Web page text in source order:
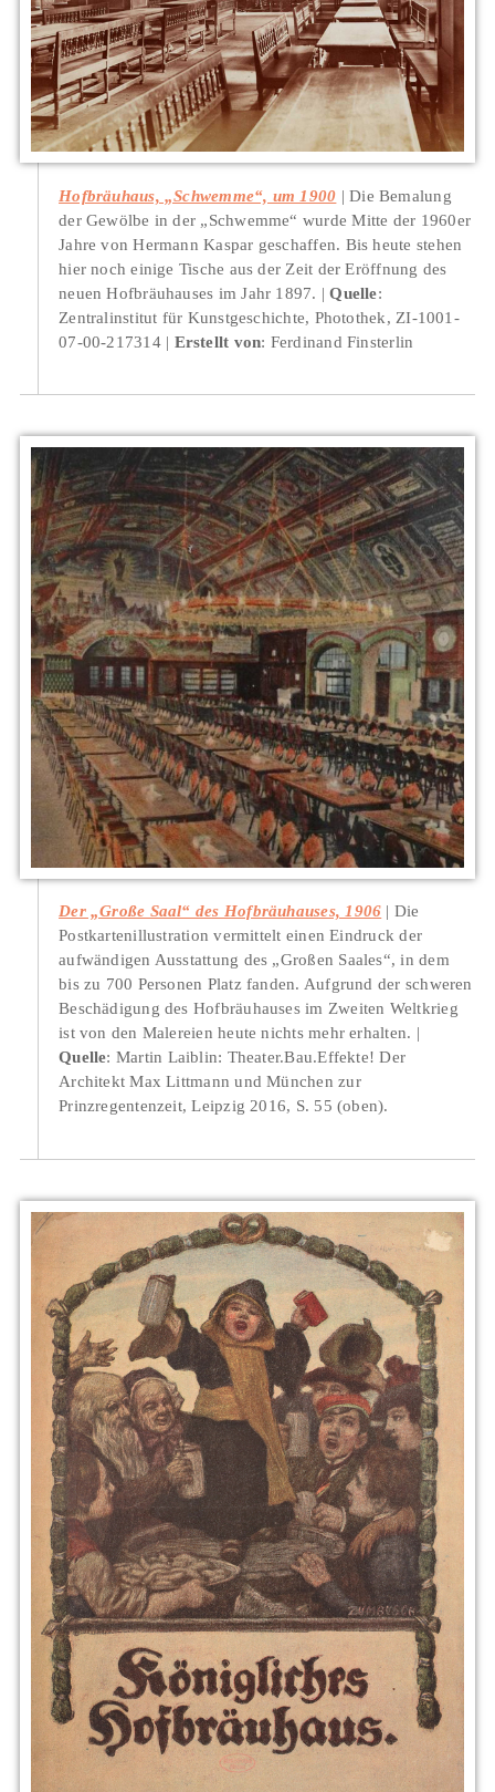
Hofbräuhaus, „Schwemme“, um 1900
Die Bemalung
der Gewölbe in der „Schwemme“ wurde Mitte der 1960er
Jahre von Hermann Kaspar geschaffen. Bis heute stehen
hier noch einige Tische aus der Zeit der Eröffnung des
neuen Hofbräuhauses im Jahr 1897.
Quelle:
Zentralinstitut für Kunstgeschichte, Photothek, ZI-1001-
07-00-217314
Erstellt von: Ferdinand Finsterlin
Der „Große Saal“ des Hofbräuhauses, 1906
Die
Postkartenillustration vermittelt einen Eindruck der
aufwändigen Ausstattung des „Großen Saales“, in dem
bis zu 700 Personen Platz fanden. Aufgrund der schweren
Beschädigung des Hofbräuhauses im Zweiten Weltkrieg
ist von den Malereien heute nichts mehr erhalten.
Quelle: Martin Laiblin: Theater.Bau.Effekte! Der
Architekt Max Littmann und München zur
Prinzregentenzeit, Leipzig 2016, S. 55 (oben).